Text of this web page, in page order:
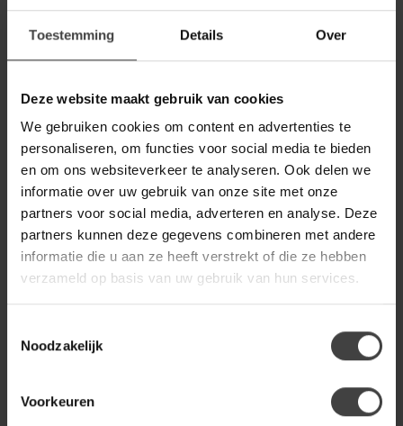
Toestemming Details Over
Deze website maakt gebruik van cookies
We gebruiken cookies om content en advertenties te
personaliseren, om functies voor social media te bieden
en om ons websiteverkeer te analyseren. Ook delen we
informatie over uw gebruik van onze site met onze
partners voor social media, adverteren en analyse. Deze
partners kunnen deze gegevens combineren met andere
informatie die u aan ze heeft verstrekt of die ze hebben
verzameld op basis van uw gebruik van hun services.
Noodzakelijk
Voorkeuren
BENOA
Benoa Salontafel rond mango
matrix - 60 cm
Op voorraad
Nijwie Bijzettafel Flare Ginger
mango Ø60, laag model
Op voorraad
149,00
BENOA
Benoa Set van 3 bijzettafels
mango met zwart onderstel
399,00
Heb je een vraag over dit product?
Of heb je hulp nodig bij de bestelling? Neem